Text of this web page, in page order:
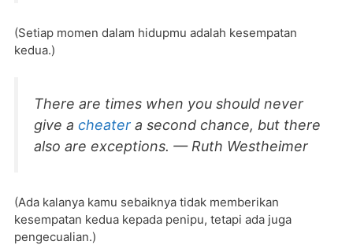
(Setiap momen dalam hidupmu adalah kesempatan
kedua.)
There are times when you should never
give a cheater a second chance, but there
also are exceptions. — Ruth Westheimer
(Ada kalanya kamu sebaiknya tidak memberikan
kesempatan kedua kepada penipu, tetapi ada juga
pengecualian.)